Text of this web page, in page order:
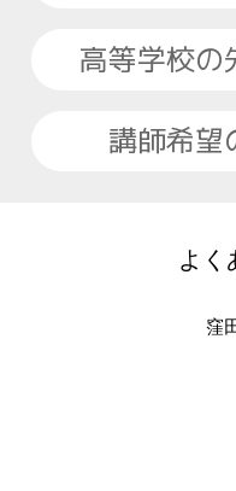
高等学校の
講師希望
よく
窪